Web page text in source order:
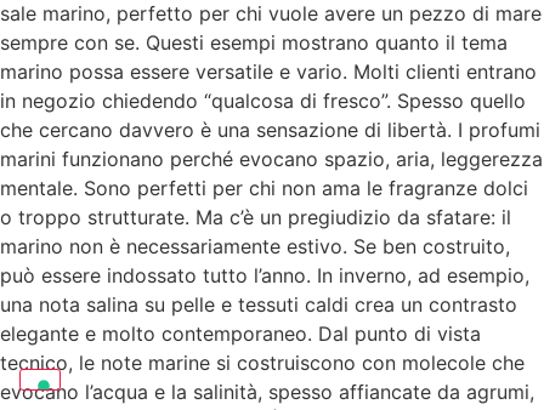
sale marino, perfetto per chi vuole avere un pezzo di mare
sempre con se. Questi esempi mostrano quanto il tema
marino possa essere versatile e vario. Molti clienti entrano
in negozio chiedendo “qualcosa di fresco”. Spesso quello
che cercano davvero è una sensazione di libertà. I profumi
marini funzionano perché evocano spazio, aria, leggerezza
mentale. Sono perfetti per chi non ama le fragranze dolci
o troppo strutturate. Ma c’è un pregiudizio da sfatare: il
marino non è necessariamente estivo. Se ben costruito,
può essere indossato tutto l’anno. In inverno, ad esempio,
una nota salina su pelle e tessuti caldi crea un contrasto
elegante e molto contemporaneo. Dal punto di vista
tecnico, le note marine si costruiscono con molecole che
evocano l’acqua e la salinità, spesso affiancate da agrumi,